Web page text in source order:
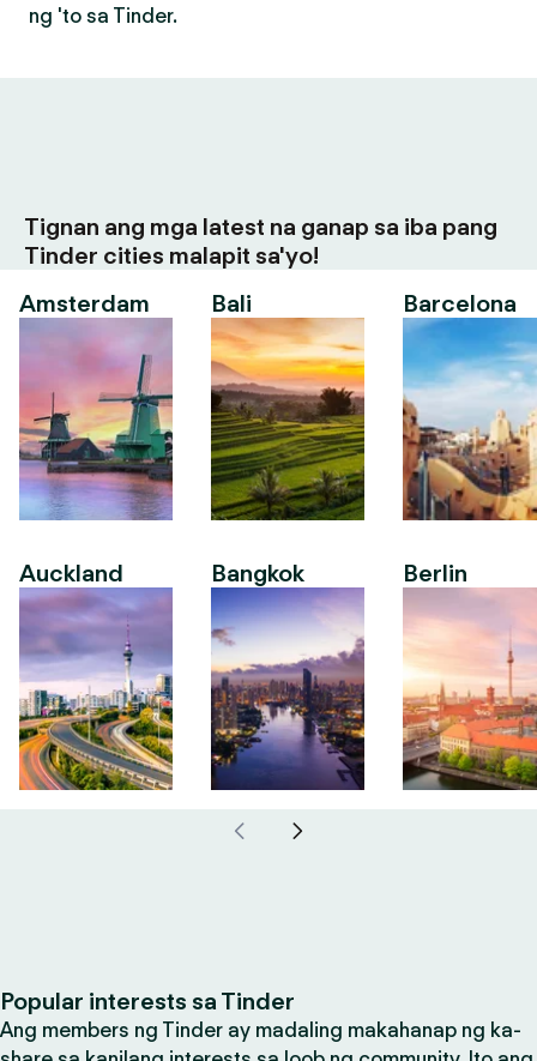
ng 'to sa Tinder.
Tignan ang mga latest na ganap sa iba pang
Tinder cities malapit sa'yo!
Amsterdam
Auckland
Bali
Bangkok
Barcelona
Berlin
Popular interests sa Tinder
Ang members ng Tinder ay madaling makahanap ng ka-